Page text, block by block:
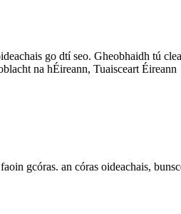
go dtí seo. Gheobhaidh tú
na hÉireann, Tuaisceart Éireann
gcóras. an córas oideachais,